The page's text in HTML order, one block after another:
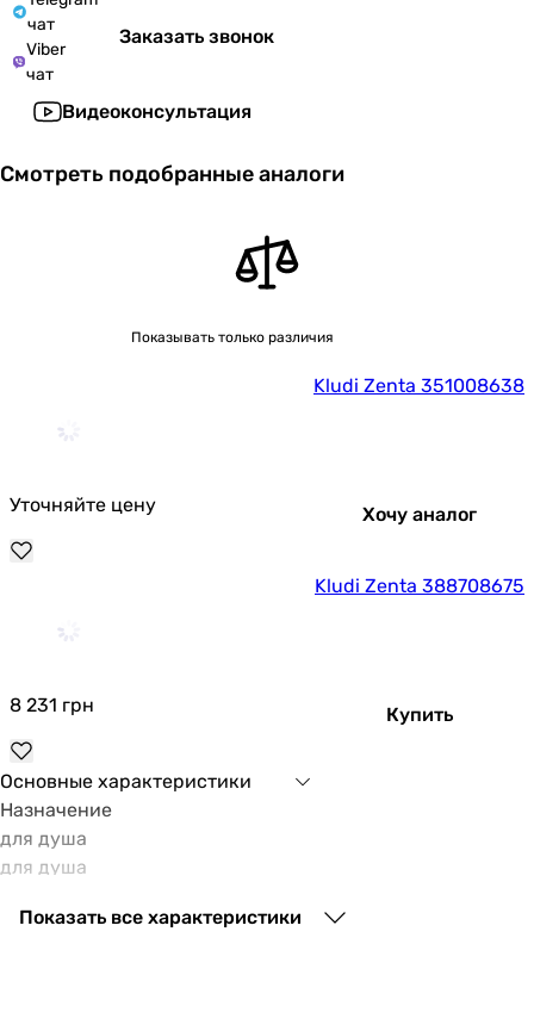
чат
Viber
чат
Заказать звонок
Видеоконсультация
Смотреть подобранные аналоги
Показывать только различия
Kludi Zenta 351008638
Уточняйте цену Хочу аналог
Kludi Zenta 388708675
8 231 грн Купить
Основные характеристики
Назначение
для душа
для душа
смеситель
Показать все характеристики